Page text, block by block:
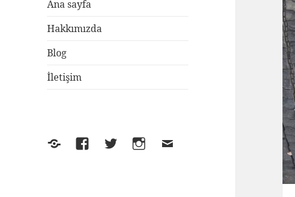
Ana sayfa
Hakkımızda
Blog
İletişim
Yelp FacebookTwitterInstagram
E-